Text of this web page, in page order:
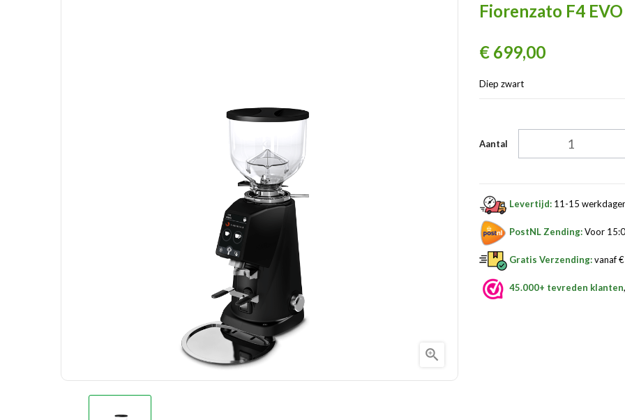

Fiorenzato F4
€ 699,00
Diep zwart
Aantal
Levertijd: 11-15
PostNL Zending:Voor
Gratis Verzending:vanaf
45.000+ tevreden klanten